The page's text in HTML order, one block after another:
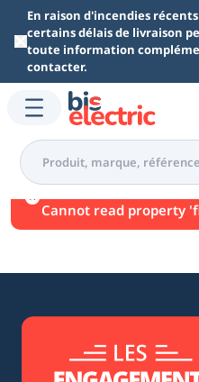
Aller au contenu principal
En raison d'incendies
certains délais de livraison
toute information
contacter.
Une erreur est
Cannot read property